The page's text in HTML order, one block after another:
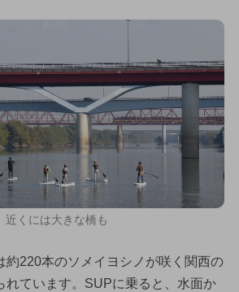
近くには大きな橋も
約220本のソメイヨシノが咲く関西の
れています。SUPに乗ると、水面か